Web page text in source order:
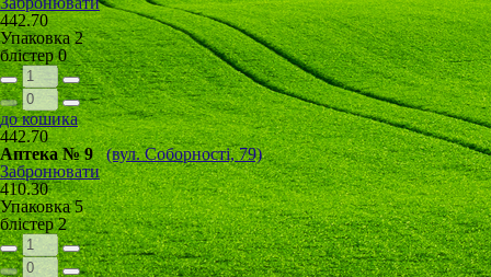
442.70
Упаковка2
блістер0
до кошика
442.70
Аптека № 9
(вул. Соборності, 79)
Забронювати
410.30
Упаковка5
блістер2